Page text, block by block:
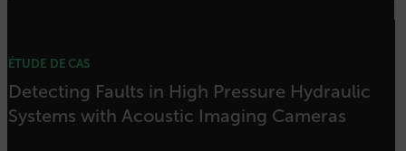
ÉTUDE DE CAS
Detecting Faults in High Pressure Hydraulic
Systems with Acoustic Imaging Cameras